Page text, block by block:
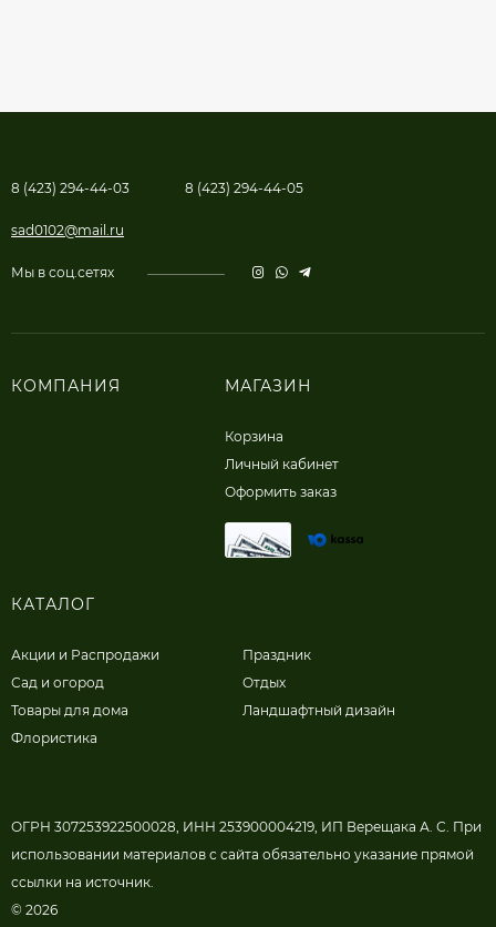
8 (423) 294-44-03 8 (423) 294-44-05
sad0102@mail.ru
Мы в соц.сетях
КОМПАНИЯ МАГАЗИН
Корзина
Личный кабинет
Оформить заказ
КАТАЛОГ
Акции и Распродажи
Сад и огород
Товары для дома
Флористика
Праздник
Отдых
Ландшафтный дизайн
ОГРН 307253922500028, ИНН 253900004219, ИП Верещака А. С. При
использовании материалов с сайта обязательно указание прямой
ссылки на источник.
© 2026